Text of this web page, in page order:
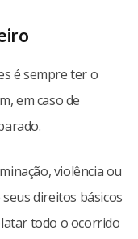
é sempre ter o
em caso de
violência ou
direitos básicos
todo o ocorrido